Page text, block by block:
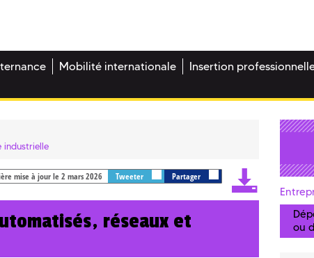
Mobilité internationale
Insertion
industrielle
mise à jour le 2 mars 2026 Tweeter Partager
réseaux et
ou